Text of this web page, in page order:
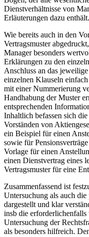
Dienstverhältnisse von
Erläuterungen dazu enthält.
Wie bereits auch in den
Vertragsmuster
Manager besonders
Erklärungen zu den
Anschluss an das
einzelnen Klauseln
mit einer Nummerierung
Handhabung der Muster
entsprechenden
Inhaltlich befassen sich
Vorständen von
ein Beispiel für einen
sowie für
Vorlage für einen
einen Dienstvertrag eines
Vertragsmuster für eine
Zusammenfassend ist
Untersuchung als auch
dargestellt und klar
insb die erforderlichenfalls
Untersuchung der
als besonders hilfreich.